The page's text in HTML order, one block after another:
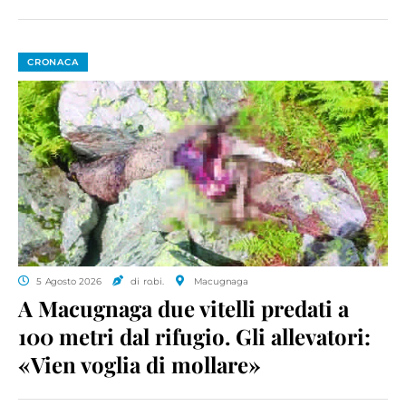
CRONACA
5 Agosto 2026 di ro.bi. Macugnaga
A Macugnaga due vitelli predati a
100 metri dal rifugio. Gli allevatori:
«Vien voglia di mollare»